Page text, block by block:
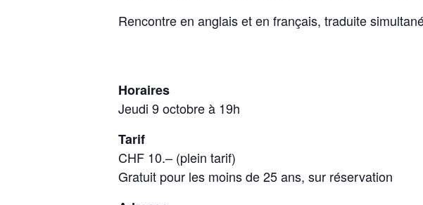
Rencontre en anglais et en français, traduite
Horaires
Jeudi 9 octobre à 19h
Tarif
CHF 10.– (plein tarif)
Gratuit pour les moins de 25 ans, sur réservation